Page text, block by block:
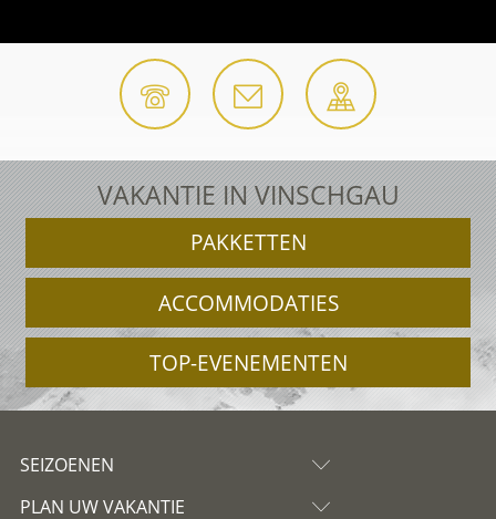
VAKANTIE IN VINSCHGAU
PAKKETTEN
ACCOMMODATIES
TOP-EVENEMENTEN
SEIZOENEN
PLAN UW VAKANTIE